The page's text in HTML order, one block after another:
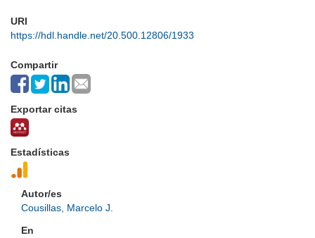
URI
https://hdl.handle.net/20.500.12806/1933
Compartir
Exportar citas
Estadísticas
Autor/es
Cousillas, Marcelo J.
En